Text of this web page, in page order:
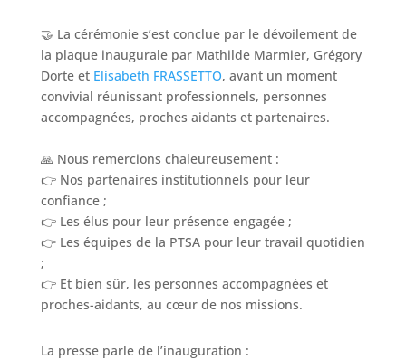
🤝 La cérémonie s’est conclue par le dévoilement de
la plaque inaugurale par Mathilde Marmier, Grégory
Dorte et Elisabeth FRASSETTO, avant un moment
convivial réunissant professionnels, personnes
accompagnées, proches aidants et partenaires.
🙏 Nous remercions chaleureusement :
👉 Nos partenaires institutionnels pour leur
confiance ;
👉 Les élus pour leur présence engagée ;
👉 Les équipes de la PTSA pour leur travail quotidien
;
👉 Et bien sûr, les personnes accompagnées et
proches-aidants, au cœur de nos missions.
La presse parle de l’inauguration :